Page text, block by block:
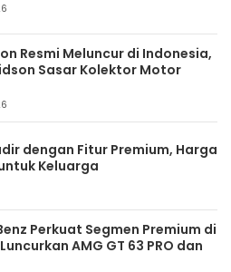
Resmi Meluncur di Indonesia,
Sasar Kolektor Motor
dengan Fitur Premium, Harga
Keluarga
Perkuat Segmen Premium di
AMG GT 63 PRO dan